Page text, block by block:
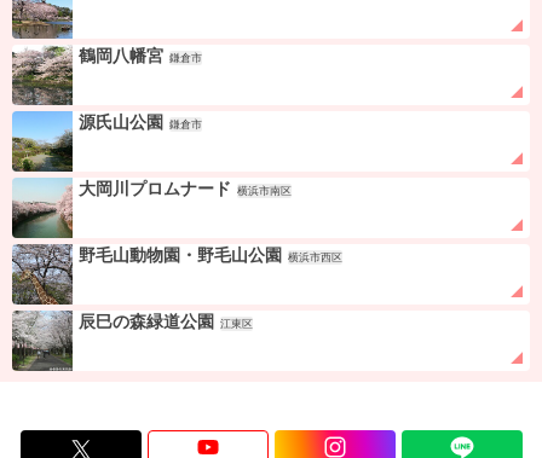
鶴岡八幡宮 鎌倉市
源氏山公園 鎌倉市
大岡川プロムナード 横浜市南区
野毛山動物園・野毛山公園 横浜市西区
辰巳の森緑道公園 江東区